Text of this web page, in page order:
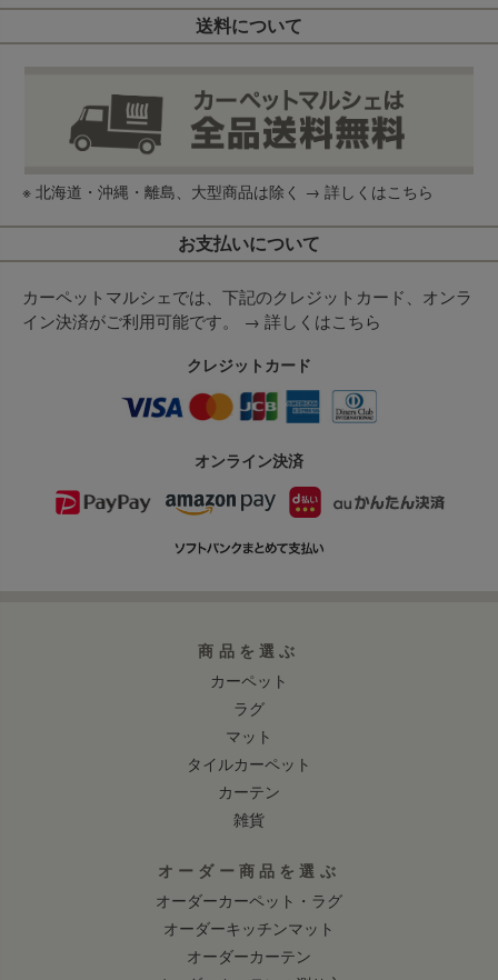
送料について
※ 北海道・沖縄・離島、大型商品は除く → 詳しくはこちら
お支払いについて
カーペットマルシェでは、下記のクレジットカード、オンラ
イン決済がご利用可能です。 → 詳しくはこちら
クレジットカード
オンライン決済
商品を選ぶ
カーペット
ラグ
マット
タイルカーペット
カーテン
雑貨
オーダー商品を選ぶ
オーダーカーペット・ラグ
オーダーキッチンマット
オーダーカーテン